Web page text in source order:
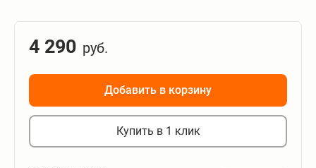
4 290 руб.
Добавить в корзину
Купить в 1 клик